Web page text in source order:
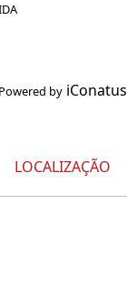
Powered by iConatus
LOCALIZAÇÃO